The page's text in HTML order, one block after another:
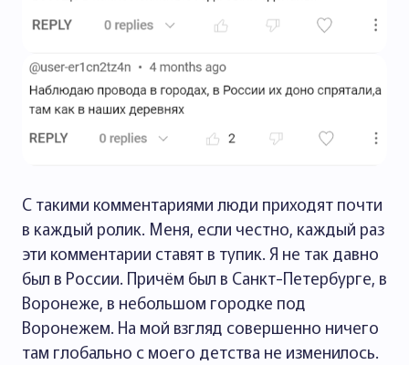
С такими комментариями люди приходят почти
в каждый ролик. Меня, если честно, каждый раз
эти комментарии ставят в тупик. Я не так давно
был в России. Причём был в Санкт-Петербурге, в
Воронеже, в небольшом городке под
Воронежем. На мой взгляд совершенно ничего
там глобально с моего детства не изменилось.